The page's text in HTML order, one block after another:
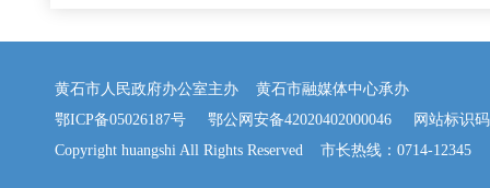
黄石市人民政府办公室主办 黄石市融媒体中心承办
鄂ICP备05026187号
鄂公网安备42020402000046 网站标识码
Copyright huangshi All Rights Reserved 市长热线：0714-12345